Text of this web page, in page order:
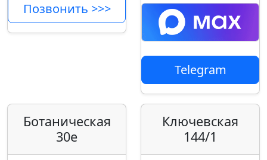
Позвонить >>>
Telegram
Ботаническая
30е
Ключевская
144/1